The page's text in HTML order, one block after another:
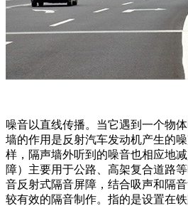
噪音以直线传播。当它遇到一个物
墙的作用是反射汽车发动机产生的
样，隔声墙外听到的噪音也相应地
障）主要用于公路、高架复合道路
音反射式隔音屏障，结合吸声和隔
较有效的隔音制作。指的是设置在